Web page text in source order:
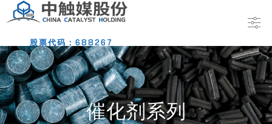
股票代码：688267
催化剂系列